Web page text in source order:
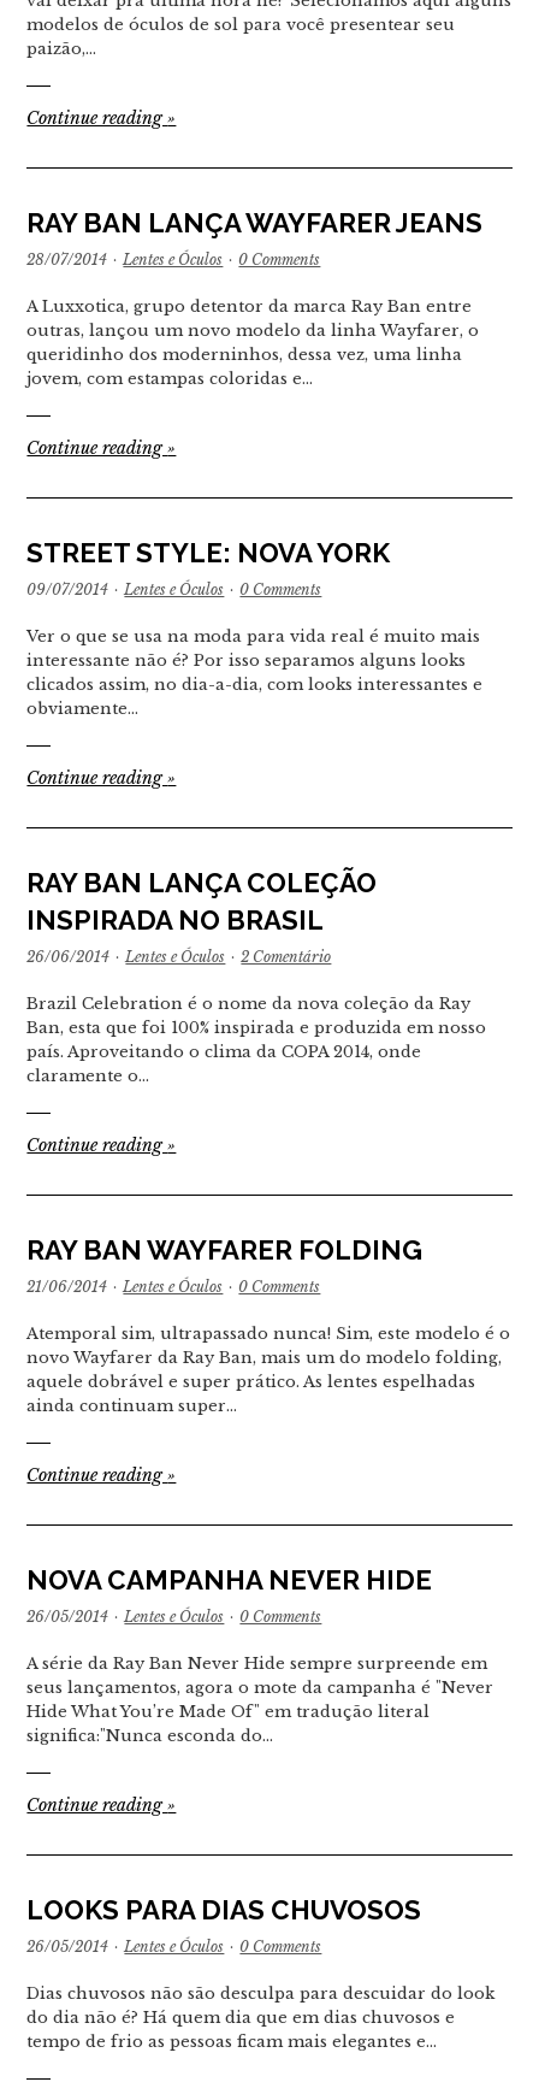
modelos de óculos de sol para você presentear seu
paizão,…
Continue reading»
RAY BAN LANÇA WAYFARER JEANS
28/07/2014 · Lentes e Óculos · 0 Comments
A Luxxotica, grupo detentor da marca Ray Ban entre
outras, lançou um novo modelo da linha Wayfarer, o
queridinho dos moderninhos, dessa vez, uma linha
jovem, com estampas coloridas e…
Continue reading»
STREET STYLE: NOVA YORK
09/07/2014 · Lentes e Óculos · 0 Comments
Ver o que se usa na moda para vida real é muito mais
interessante não é? Por isso separamos alguns looks
clicados assim, no dia-a-dia, com looks interessantes e
obviamente…
Continue reading»
RAY BAN LANÇA COLEÇÃO
INSPIRADA NO BRASIL
26/06/2014 · Lentes e Óculos · 2 Comentário
Brazil Celebration é o nome da nova coleção da Ray
Ban, esta que foi 100% inspirada e produzida em nosso
país. Aproveitando o clima da COPA 2014, onde
claramente o…
Continue reading»
RAY BAN WAYFARER FOLDING
21/06/2014 · Lentes e Óculos · 0 Comments
Atemporal sim, ultrapassado nunca! Sim, este modelo é o
novo Wayfarer da Ray Ban, mais um do modelo folding,
aquele dobrável e super prático. As lentes espelhadas
ainda continuam super…
Continue reading»
NOVA CAMPANHA NEVER HIDE
26/05/2014 · Lentes e Óculos · 0 Comments
A série da Ray Ban Never Hide sempre surpreende em
seus lançamentos, agora o mote da campanha é "Never
Hide What You’re Made Of" em tradução literal
significa:"Nunca esconda do…
Continue reading»
LOOKS PARA DIAS CHUVOSOS
26/05/2014 · Lentes e Óculos · 0 Comments
Dias chuvosos não são desculpa para descuidar do look
do dia não é? Há quem dia que em dias chuvosos e
tempo de frio as pessoas ficam mais elegantes e…